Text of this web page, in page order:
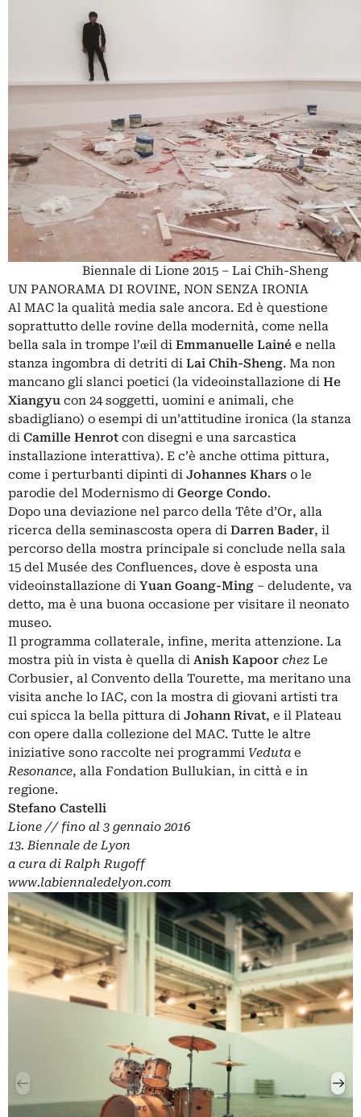
Biennale di Lione 2015 – Lai Chih-Sheng
UN PANORAMA DI ROVINE, NON SENZA IRONIA
Al MAC la qualità media sale ancora. Ed è questione
soprattutto delle rovine della modernità, come nella
bella sala in trompe l’œil di Emmanuelle Lainé e nella
stanza ingombra di detriti di Lai Chih-Sheng. Ma non
mancano gli slanci poetici (la videoinstallazione di He
Xiangyu con 24 soggetti, uomini e animali, che
sbadigliano) o esempi di un’attitudine ironica (la stanza
di Camille Henrot con disegni e una sarcastica
installazione interattiva). E c’è anche ottima pittura,
come i perturbanti dipinti di Johannes Khars o le
parodie del Modernismo di George Condo.
Dopo una deviazione nel parco della Tête d’Or, alla
ricerca della seminascosta opera di Darren Bader, il
percorso della mostra principale si conclude nella sala
15 del Musée des Confluences, dove è esposta una
videoinstallazione di Yuan Goang-Ming – deludente, va
detto, ma è una buona occasione per visitare il neonato
museo.
Il programma collaterale, infine, merita attenzione. La
mostra più in vista è quella di Anish Kapoor chez Le
Corbusier, al Convento della Tourette, ma meritano una
visita anche lo IAC, con la mostra di giovani artisti tra
cui spicca la bella pittura di Johann Rivat, e il Plateau
con opere dalla collezione del MAC. Tutte le altre
iniziative sono raccolte nei programmi Veduta e
Resonance, alla Fondation Bullukian, in città e in
regione.
Stefano Castelli
Lione // fino al 3 gennaio 2016
13. Biennale de Lyon
a cura di Ralph Rugoff
www.labiennaledelyon.com